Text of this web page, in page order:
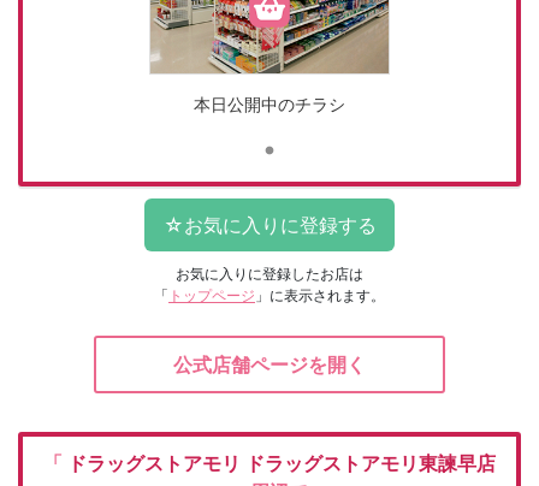
本日公開中のチラシ
お気に入りに登録したお店は
「 トップページ 」に表示されます。
公式店舗ページを開く
「 ドラッグストアモリ ドラッグストアモリ東諫早店